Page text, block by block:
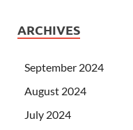
ARCHIVES
September 2024
August 2024
July 2024